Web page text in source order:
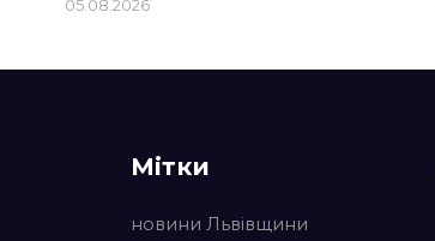
05.08.2026
Мітки
новини Львівщини